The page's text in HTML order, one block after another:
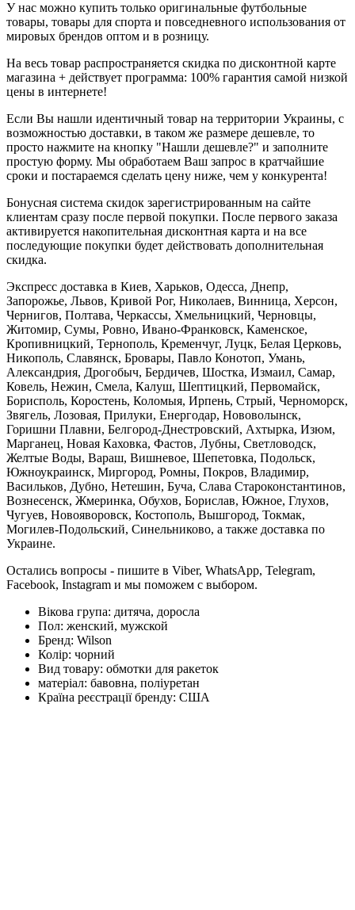
У нас можно купить только оригинальные футбольные
товары, товары для спорта и повседневного использования от
мировых брендов оптом и в розницу.
На весь товар распространяется скидка по дисконтной карте
магазина + действует программа: 100% гарантия самой низкой
цены в интернете!
Если Вы нашли идентичный товар на территории Украины, с
возможностью доставки, в таком же размере дешевле, то
просто нажмите на кнопку "Нашли дешевле?" и заполните
простую форму. Мы обработаем Ваш запрос в кратчайшие
сроки и постараемся сделать цену ниже, чем у конкурента!
Бонусная система скидок зарегистрированным на сайте
клиентам сразу после первой покупки. После первого заказа
активируется накопительная дисконтная карта и на все
последующие покупки будет действовать дополнительная
скидка.
Экспресс доставка в Киев, Харьков, Одесса, Днепр,
Запорожье, Львов, Кривой Рог, Николаев, Винница, Херсон,
Чернигов, Полтава, Черкассы, Хмельницкий, Черновцы,
Житомир, Сумы, Ровно, Ивано-Франковск, Каменское,
Кропивницкий, Тернополь, Кременчуг, Луцк, Белая Церковь,
Никополь, Славянск, Бровары, Павло Конотоп, Умань,
Александрия, Дрогобыч, Бердичев, Шостка, Измаил, Самар,
Ковель, Нежин, Смела, Калуш, Шептицкий, Первомайск,
Борисполь, Коростень, Коломыя, Ирпень, Стрый, Черноморск,
Звягель, Лозовая, Прилуки, Енергодар, Нововолынск,
Горишни Плавни, Белгород-Днестровский, Ахтырка, Изюм,
Марганец, Новая Каховка, Фастов, Лубны, Светловодск,
Желтые Воды, Вараш, Вишневое, Шепетовка, Подольск,
Южноукраинск, Миргород, Ромны, Покров, Владимир,
Васильков, Дубно, Нетешин, Буча, Слава Староконстантинов,
Вознесенск, Жмеринка, Обухов, Борислав, Южное, Глухов,
Чугуев, Новояворовск, Костополь, Вышгород, Токмак,
Могилев-Подольский, Синельниково, а также доставка по
Украине.
Остались вопросы - пишите в Viber, WhatsApp, Telegram,
Facebook, Instagram и мы поможем с выбором.
Вікова група: дитяча, доросла
Пол: женский, мужской
Бренд: Wilson
Колір: чорний
Вид товару: обмотки для ракеток
матеріал: бавовна, поліуретан
Країна реєстрації бренду: США